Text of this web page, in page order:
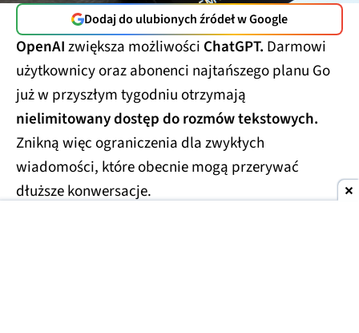
Dodaj do ulubionych źródeł w Google
OpenAIzwiększa możliwości ChatGPT. Darmowi
użytkownicy oraz abonenci najtańszego planu Go
już w przyszłym tygodniu otrzymają
nielimitowany dostęp do rozmów tekstowych.
Znikną więc ograniczenia dla zwykłych
wiadomości, które obecnie mogą przerywać
dłuższe konwersacje.